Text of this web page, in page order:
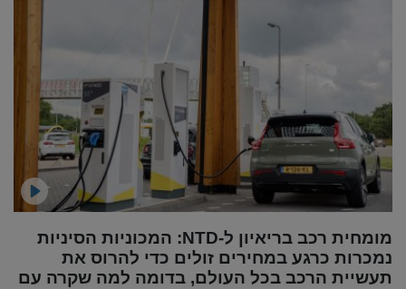
מומחית רכב בריאיון ל-NTD: המכוניות הסיניות
נמכרות כרגע במחירים זולים כדי להרוס את
תעשיית הרכב בכל העולם, בדומה למה שקרה עם